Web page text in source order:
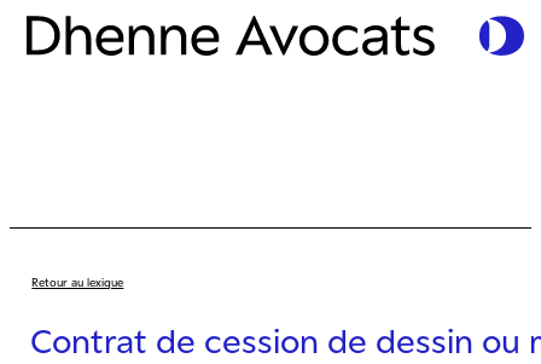
Retour au lexique
Contrat de cession de dessin ou